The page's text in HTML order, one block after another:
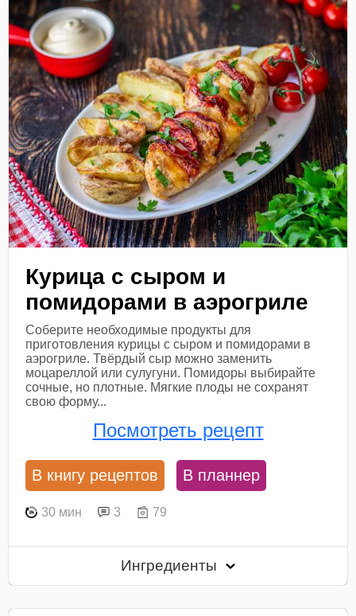
Курица с сыром и
помидорами в аэрогриле
Соберите необходимые продукты для
приготовления курицы с сыром и помидорами в
аэрогриле. Твёрдый сыр можно заменить
моцареллой или сулугуни. Помидоры выбирайте
сочные, но плотные. Мягкие плоды не сохранят
свою форму...
Посмотреть рецепт
В книгу рецептов В планнер
30 мин 3 79
Ингредиенты